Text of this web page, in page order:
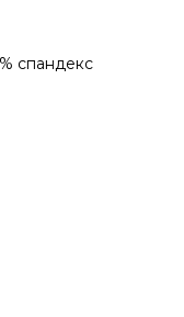
спандекс